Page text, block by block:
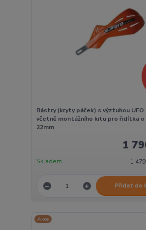
Bástry (kryty páček) s výztuhou UFO
včetně montážního kitu pro řidítka o
22mm
1
1
Skladem
Přidat do
Akce